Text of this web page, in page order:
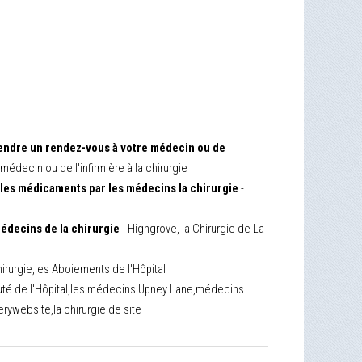
un rendez-vous à votre médecin ou de
ou de l'infirmière à la chirurgie
médicaments par les médecins la chirurgie -
de la chirurgie - Highgrove, la Chirurgie de La
Aboiements de l'Hôpital
de l'Hôpital,les médecins Upney Lane,médecins
chirurgie de site